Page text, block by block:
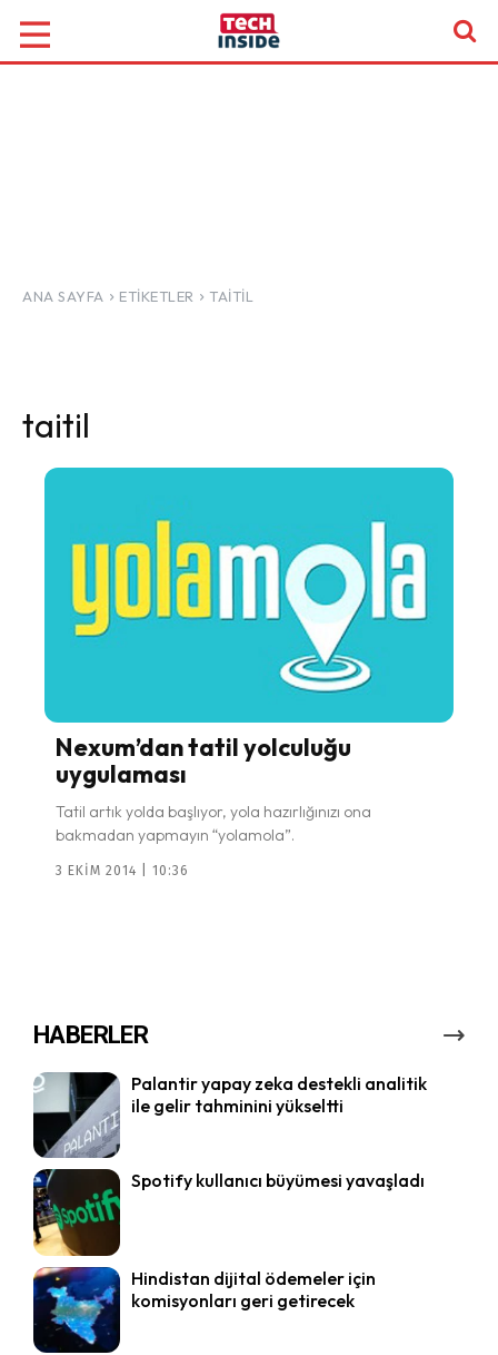
ANA SAYFA ETIKETLER TAITIL
taitil
Nexum’dan tatil yolculuğu
uygulaması
Tatil artık yolda başlıyor, yola hazırlığınızı ona
bakmadan yapmayın “yolamola”.
3 EKIM 2014 | 10:36
HABERLER
Palantir yapay zeka destekli analitik
ile gelir tahminini yükseltti
Spotify kullanıcı büyümesi yavaşladı
Hindistan dijital ödemeler için
komisyonları geri getirecek